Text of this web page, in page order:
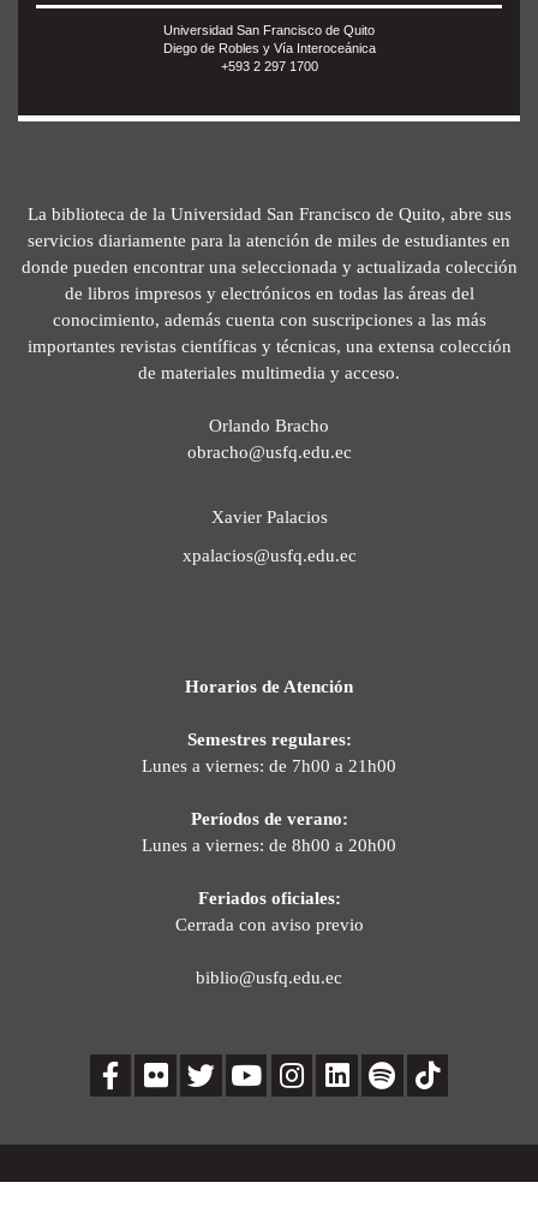
Universidad San Francisco de Quito
Diego de Robles y Vía Interoceánica
+593 2 297 1700
La biblioteca de la Universidad San Francisco de Quito, abre sus
servicios diariamente para la atención de miles de estudiantes en
donde pueden encontrar una seleccionada y actualizada colección
de libros impresos y electrónicos en todas las áreas del
conocimiento, además cuenta con suscripciones a las más
importantes revistas científicas y técnicas, una extensa colección
de materiales multimedia y acceso.
Orlando Bracho
obracho@usfq.edu.ec
Xavier Palacios
xpalacios@usfq.edu.ec
Horarios de Atención
Semestres regulares:
Lunes a viernes: de 7h00 a 21h00
Períodos de verano:
Lunes a viernes: de 8h00 a 20h00
Feriados oficiales:
Cerrada con aviso previo
biblio@usfq.edu.ec